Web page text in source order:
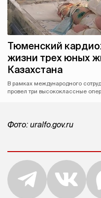
Тюменский
жизни трех юных
Казахстана
В рамках международного
провел три высококлассные
Фото: uralfo.gov.ru